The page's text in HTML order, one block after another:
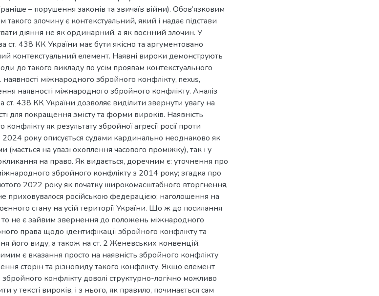
– порушення законів та звичаїв війни). Обов’язковим
такого злочину є контекстуальний, який і надає підстави
діяння не як ординарний, а як воєнний злочин. У
ст. 438 КК України має бути якісно та аргументовано
контекстуальний елемент. Наявні вироки демонструють
до такого викладу по усім проявам контекстуального
наявності міжнародного збройного конфлікту, nexus,
наявності міжнародного збройного конфлікту. Аналіз
ст. 438 КК України дозволяє виділити звернути увагу на
для покращення змісту та форми вироків. Наявність
конфлікту як результату збройної агресії росії проти
2024 року описується судами кардинально неоднаково як
(мається на увазі охоплення часового проміжку), так і у
на право. Як видається, доречним є: уточнення про
збройного конфлікту з 2014 року; згадка про
2022 року як початку широкомасштабного вторгнення,
приховувалося російською федерацією; наголошення на
стану на усій території України. Що ж до посилання
то не є зайвим звернення до положень міжнародного
права щодо ідентифікації збройного конфлікту та
його виду, а також на ст. 2 Женевських конвенцій.
є вказання просто на наявність збройного конфлікту
сторін та різновиду такого конфлікту. Якщо елемент
збройного конфлікту доволі структурно-логічно можливо
у тексті вироків, і з нього, як правило, починається сам